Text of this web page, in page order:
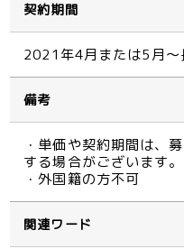
契約期間
2021年4月または5月～
備考
・単価や契約期間は、
する場合がございます。
・外国籍の方不可
関連ワード